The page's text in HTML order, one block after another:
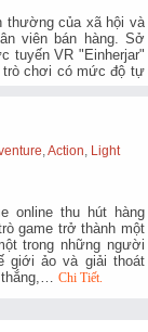
thường của xã hội và
viên bán hàng. Sở
tuyến VR "Einherjar"
trò chơi có mức độ tự
,Action Light
online thu hút hàng
game trở thành một
trong những người
giới ảo và giải thoát
thắng,…Chi Tiết.